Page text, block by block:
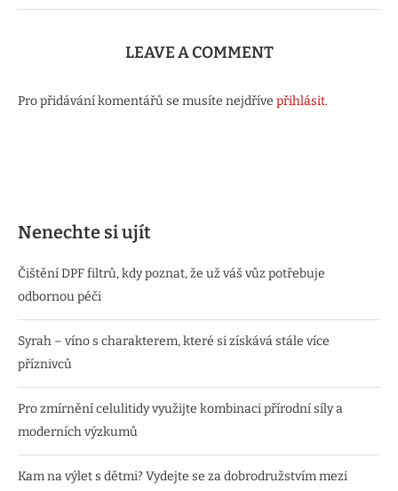
LEAVE A COMMENT
Pro přidávání komentářů se musíte nejdříve přihlásit.
Nenechte si ujít
Čištění DPF filtrů, kdy poznat, že už váš vůz potřebuje
odbornou péči
Syrah – víno s charakterem, které si získává stále více
příznivců
Pro zmírnění celulitidy využijte kombinaci přírodní síly a
moderních výzkumů
Kam na výlet s dětmi? Vydejte se za dobrodružstvím mezi